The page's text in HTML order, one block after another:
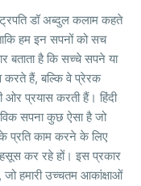
डॉ अब्दुल कलाम कहते
हम इन सपनों को सच
बताता है कि सच्चे सपने या
करते हैं, बल्कि वे प्रेरक
ओर प्रयास करती हैं। हिंदी
सपना कुछ ऐसा है जो
प्रति काम करने के लिए
कर रहे हों। इस प्रकार
हमारी उच्चतम आकांक्षाओं